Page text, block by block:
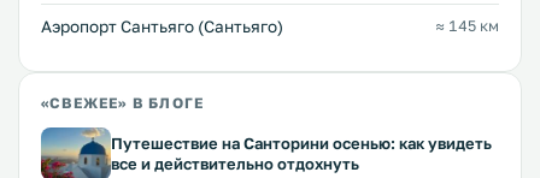
Аэропорт Сантьяго (Сантьяго) ≈ 145 км
«СВЕЖЕЕ» В БЛОГЕ
Путешествие на Санторини осенью: как увидеть
все и действительно отдохнуть